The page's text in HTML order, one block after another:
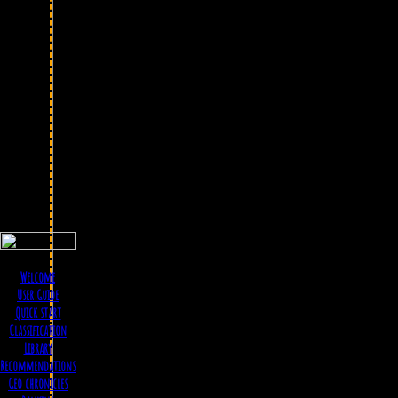
Welcome
User Guide
Quick start
Classification
Library
Recommendations
Geo chronicles